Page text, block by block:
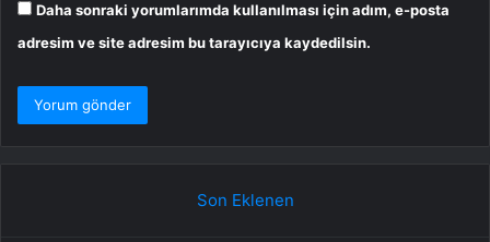
Daha sonraki yorumlarımda kullanılması için adım, e-posta
adresim ve site adresim bu tarayıcıya kaydedilsin.
Son Eklenen